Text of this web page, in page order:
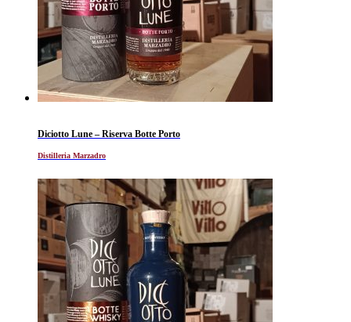
Diciotto Lune – Riserva Botte Porto
Distilleria Marzadro